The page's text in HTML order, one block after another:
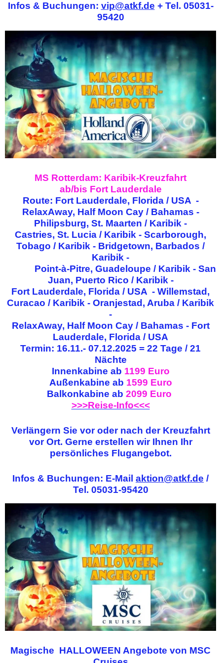
Infos & Buchungen: vip@atkf.de + Tel. 05031-
95420
MS Rotterdam: Karibik-Kreuzfahrt
ab/bis Fort Lauderdale
Route: Fort Lauderdale, Florida / USA -
RelaxAway, Half Moon Cay / Bahamas -
Philipsburg, St. Maarten / Karibik -
Castries, St. Lucia / Karibik - Scarborough,
Tobago / Karibik - Bridgetown, Barbados /
Karibik -
Point-à-Pitre, Guadeloupe / Karibik - San
Juan, Puerto Rico / Karibik -
Fort Lauderdale, Florida / USA - Willemstad,
Curacao / Karibik - Oranjestad, Aruba / Karibik
-
RelaxAway, Half Moon Cay / Bahamas - Fort
Lauderdale, Florida / USA
Termin: 16.11.- 07.12.2025 = 22 Tage / 21
Nächte
Innenkabine ab 1199 Euro
Außenkabine ab 1599 Euro
Balkonkabine ab 2099 Euro
>>>Reise-Info<<<
Verlängern Sie vor oder nach der Kreuzfahrt
vor Ort. Gerne erstellen wir Ihnen Ihr
persönliches Flugangebot.
Infos & Buchungen: E-Mail aktion@atkf.de /
Tel. 05031-95420
Magische HALLOWEEN Angebote von MSC